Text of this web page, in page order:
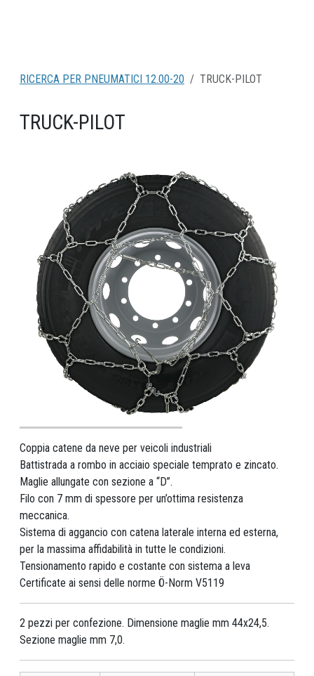
RICERCA PER PNEUMATICI 12.00-20 TRUCK-PILOT
TRUCK-PILOT
Coppia catene da neve per veicoli industriali
Battistrada a rombo in acciaio speciale temprato e zincato.
Maglie allungate con sezione a “D”.
Filo con 7 mm di spessore per un’ottima resistenza
meccanica.
Sistema di aggancio con catena laterale interna ed esterna,
per la massima affidabilità in tutte le condizioni.
Tensionamento rapido e costante con sistema a leva
Certificate ai sensi delle norme Ö-Norm V5119
2 pezzi per confezione. Dimensione maglie mm 44x24,5.
Sezione maglie mm 7,0.